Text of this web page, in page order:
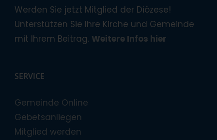
Werden Sie jetzt Mitglied der Diözese!
Unterstützen Sie Ihre Kirche und Gemeinde
mit Ihrem Beitrag. Weitere Infos hier
SERVICE
Gemeinde Online
Gebetsanliegen
Mitglied werden